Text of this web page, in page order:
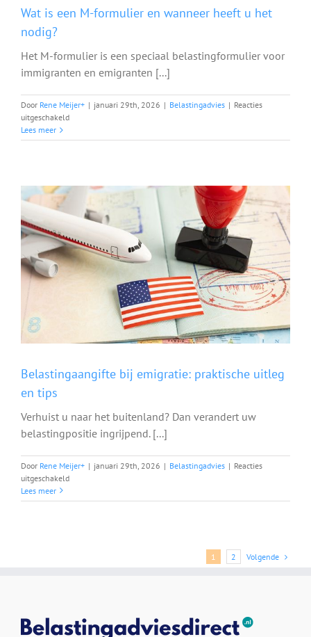
Wat is een M-formulier en wanneer heeft u het
nodig?
Het M-formulier is een speciaal belastingformulier voor
immigranten en emigranten [...]
Door Rene Meijer+ | januari 29th, 2026 | Belastingadvies | Reacties
uitgeschakeldvoor
is
en
heeft
het
nodig?
Lees meer
Belastingaangifte bij emigratie: praktische uitleg
en tips
Verhuist u naar het buitenland? Dan verandert uw
belastingpositie ingrijpend. [...]
Door Rene Meijer+ | januari 29th, 2026 | Belastingadvies | Reacties
uitgeschakeldvoor
bij
Lees meer
1 2 Volgende